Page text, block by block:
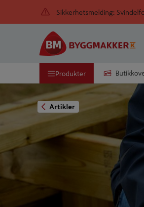
Sikkerhetsmelding:
Produkter
Artikler